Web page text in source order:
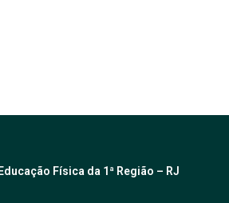
Física da 1ª Região – RJ